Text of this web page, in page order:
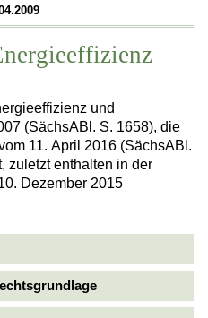
und
(SächsABl. S. 1658), die
11. April 2016 (SächsABl.
zuletzt enthalten in der
Dezember 2015